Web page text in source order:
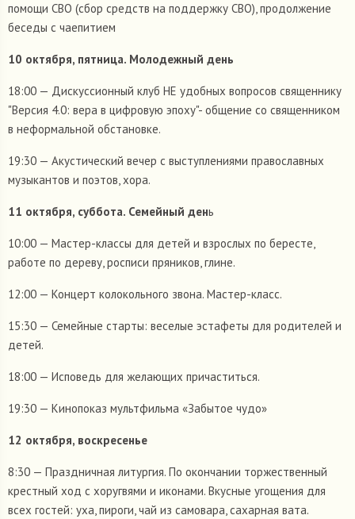
помощи СВО (сбор средств на поддержку СВО), продолжение
беседы с чаепитием
10 октября, пятница. Молодежный день
18:00 — Дискуссионный клуб НЕ удобных вопросов священнику
"Версия 4.0: вера в цифровую эпоху"- общение со священником
в неформальной обстановке.
19:30 — Акустический вечер с выступлениями православных
музыкантов и поэтов, хора.
11 октября, суббота. Семейный день
10:00 — Мастер-классы для детей и взрослых по бересте,
работе по дереву, росписи пряников, глине.
12:00 — Концерт колокольного звона. Мастер-класс.
15:30 — Семейные старты: веселые эстафеты для родителей и
детей.
18:00 — Исповедь для желающих причаститься.
19:30 — Кинопоказ мультфильма «Забытое чудо»
12 октября, воскресенье
8:30 — Праздничная литургия. По окончании торжественный
крестный ход с хоругвями и иконами. Вкусные угощения для
всех гостей: уха, пироги, чай из самовара, сахарная вата.